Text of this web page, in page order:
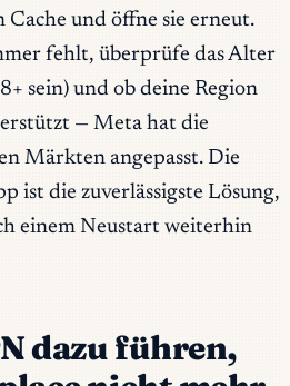
Cache und öffne sie erneut.
fehlt, überprüfe das Alter
sein) und ob deine Region
— Meta hat die
Märkten angepasst. Die
ist die zuverlässigste Lösung,
einem Neustart weiterhin
dazu führen,